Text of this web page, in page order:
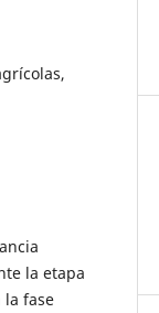
la etapa
la fase